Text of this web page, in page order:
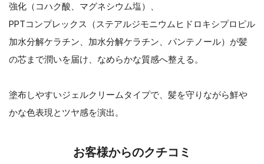
強化（コハク酸、マグネシウム塩）、
PPTコンプレックス（ステアルジモニウムヒドロキシプロピル
加水分解ケラチン、加水分解ケラチン、パンテノール）が髪
の芯まで潤いを届け、なめらかな質感へ整える。
塗布しやすいジェルクリームタイプで、髪を守りながら鮮や
かな色表現とツヤ感を演出。
お客様からのクチコミ